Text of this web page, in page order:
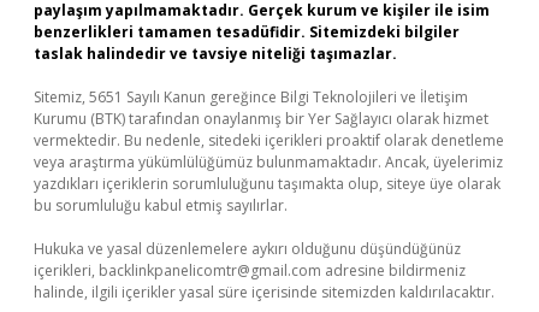
paylaşım yapılmamaktadır. Gerçek kurum ve kişiler ile isim
benzerlikleri tamamen tesadüfidir. Sitemizdeki bilgiler
taslak halindedir ve tavsiye niteliği taşımazlar.
Sitemiz, 5651 Sayılı Kanun gereğince Bilgi Teknolojileri ve İletişim
Kurumu (BTK) tarafından onaylanmış bir Yer Sağlayıcı olarak hizmet
vermektedir. Bu nedenle, sitedeki içerikleri proaktif olarak denetleme
veya araştırma yükümlülüğümüz bulunmamaktadır. Ancak, üyelerimiz
yazdıkları içeriklerin sorumluluğunu taşımakta olup, siteye üye olarak
bu sorumluluğu kabul etmiş sayılırlar.
Hukuka ve yasal düzenlemelere aykırı olduğunu düşündüğünüz
içerikleri, backlinkpanelicomtr@gmail.com adresine bildirmeniz
halinde, ilgili içerikler yasal süre içerisinde sitemizden kaldırılacaktır.